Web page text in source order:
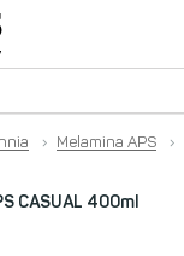
› Melamina APS ›
CASUAL 400ml